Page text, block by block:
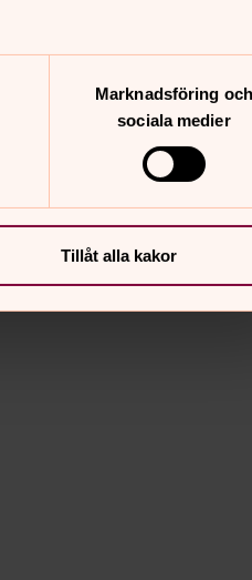
Marknadsföring och
sociala medier
Tillåt alla kakor
Lars Mårdbrant